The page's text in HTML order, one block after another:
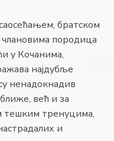
братском
породица
у Кочанима,
најдубље
ненадокнадив
већ и за
тешким тренуцима,
и